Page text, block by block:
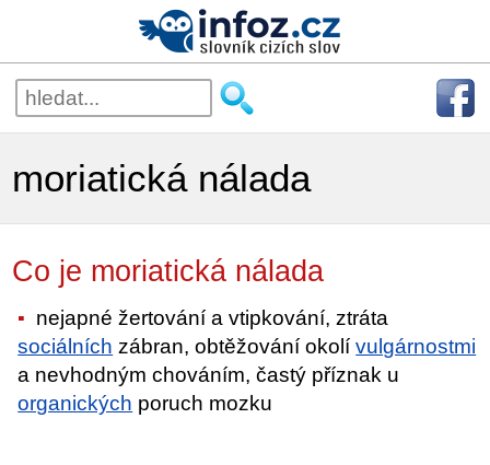
moriatická nálada
Co je moriatická nálada
nejapné žertování a vtipkování, ztráta
sociálních zábran, obtěžování okolívulgárnostmi
a nevhodným chováním, častý příznak u
organických poruch mozku